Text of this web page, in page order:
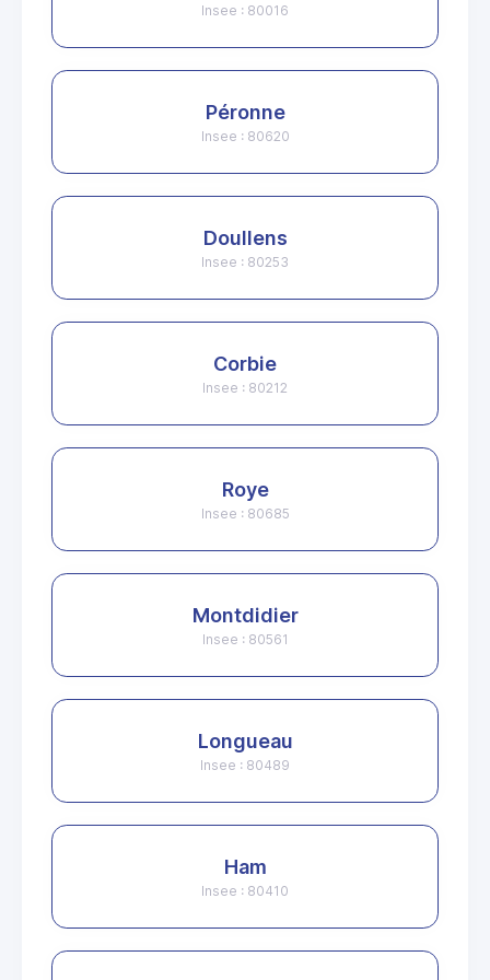
Insee : 80016
Péronne
Insee : 80620
Doullens
Insee : 80253
Corbie
Insee : 80212
Roye
Insee : 80685
Montdidier
Insee : 80561
Longueau
Insee : 80489
Ham
Insee : 80410